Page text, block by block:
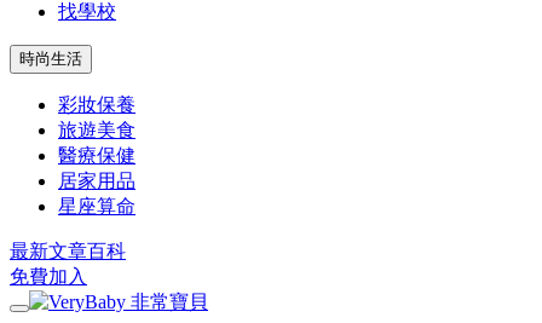
找學校
時尚生活
彩妝保養
旅遊美食
醫療保健
居家用品
星座算命
最新文章百科
免費加入